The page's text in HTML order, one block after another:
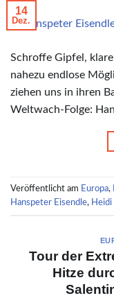
© Hanspeter
14
Dez.
Schroffe Gipfel,
nahezu endlose
ziehen uns in ihren
Weltwach-Folge:
Veröffentlicht am Europa,
Hanspeter Eisendle, Heidi
Tour der
Hitze